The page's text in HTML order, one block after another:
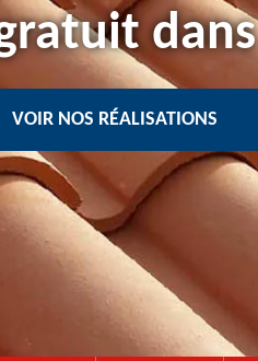
VOIR NOS RÉALISATIONS